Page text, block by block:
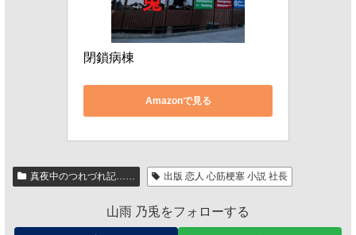
閉鎖病棟
Amazonで見る
真夜中のつれづれ記…… 出版 恋人 心筋梗塞 小説 社長
山雨 乃兎をフォローする